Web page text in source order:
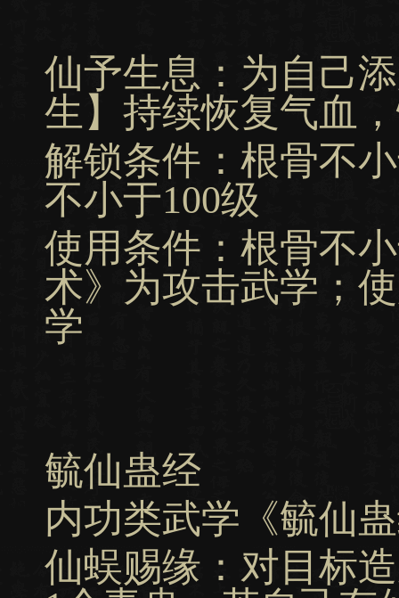
仙予生息：为自己
生】持续恢复气血
解锁条件：根骨不
不小于100级
使用条件：根骨不
术》为攻击武学；
学
毓仙蛊经
内功类武学《毓仙
仙蜈赐缘：对目标